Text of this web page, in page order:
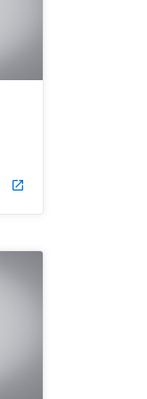
launch